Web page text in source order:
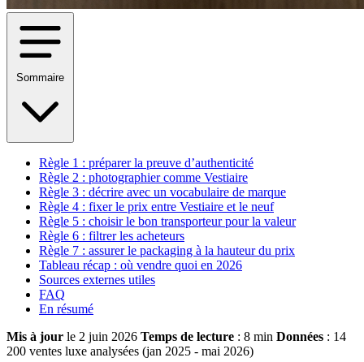
Sommaire
Règle 1 : préparer la preuve d’authenticité
Règle 2 : photographier comme Vestiaire
Règle 3 : décrire avec un vocabulaire de marque
Règle 4 : fixer le prix entre Vestiaire et le neuf
Règle 5 : choisir le bon transporteur pour la valeur
Règle 6 : filtrer les acheteurs
Règle 7 : assurer le packaging à la hauteur du prix
Tableau récap : où vendre quoi en 2026
Sources externes utiles
FAQ
En résumé
Mis à jour le 2 juin 2026 Temps de lecture : 8 min Données : 14
200 ventes luxe analysées (jan 2025 - mai 2026)